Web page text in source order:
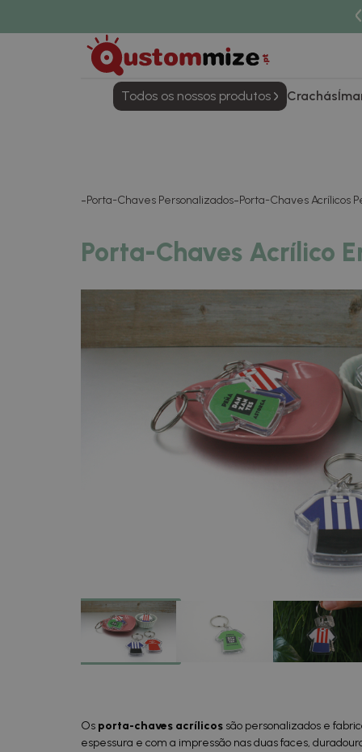
Todos os nossos produtos Crachás
Porta-Chaves Personalizados Porta-Chaves Acrílicos
Porta-Chaves Acrílico
Os porta-chaves acrílicos são personalizados e
espessura e com a impressão nas duas faces,